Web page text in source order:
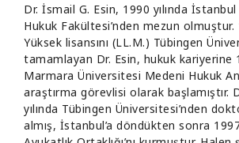
Dr. İsmail G. Esin, 1990 yılında
Hukuk Fakültesi’nden mezun olmuştur.
Yüksek lisansını (LL.M.) Tübingen
tamamlayan Dr. Esin, hukuk kariyerine
Marmara Üniversitesi Medeni Hukuk
araştırma görevlisi olarak başlamıştır.
yılında Tübingen Üniversitesi’nden
almış, İstanbul’a döndükten sonra 1997